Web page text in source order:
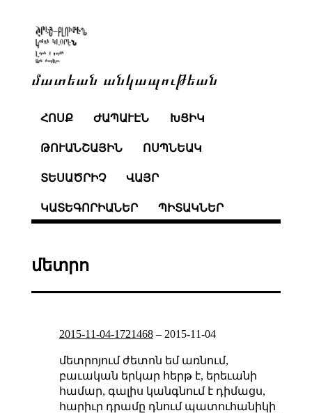
մատեան անկապութեան
ՀՈՍՔ ԺԱՊԱՒԷՆ ԽՑԻԿ
ԹՈՒԱՆՇԱՅԻՆ ՈՍՊՆԵԱԿ
ՏԵՍԱԾՐԻՉ ՎԱՅՐ
ԿԱՏԵԳՈՐԻԱՆԵՐ ՊԻՏԱԿՆԵՐ
մետրո
2015-11-04-1721468– 2015-11-04
մետրոյում ժետոն եմ առնում,
բաւական երկար հերթ է, երեւանի
համար, գալիս կանգնում է դիմացս,
հարիւր դրամը դնում պատուհանիկի